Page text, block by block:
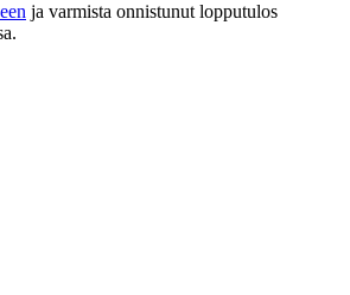
ja varmista onnistunut lopputulos